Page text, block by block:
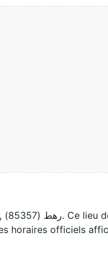
, رهط (85357). Ce lieu de culte musulman accueille les fidèles
horaires officiels